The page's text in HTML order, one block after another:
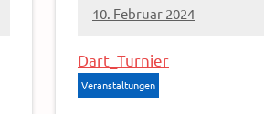
10. Februar 2024
Sven
Dart_Turnier
Veranstaltungen